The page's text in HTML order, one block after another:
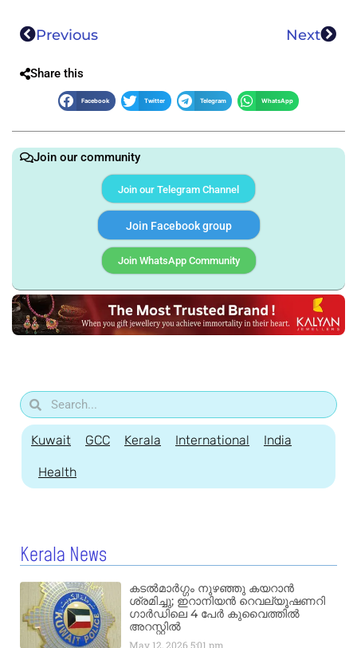
Previous Next
Share this
Facebook Twitter Telegram WhatsApp
Join our community
Join our Telegram Channel
Join Facebook group
Join WhatsApp Community
Kuwait GCC Kerala International India
Health
Kerala News
കടൽമാർഗ്ഗം നുഴഞ്ഞു കയറാൻ
ശ്രമിച്ചു; ഇറാനിയൻ റെവല്യൂഷണറി
ഗാർഡിലെ 4 പേർ കുവൈത്തിൽ
അറസ്റ്റിൽ
May 12, 20265:01 pm